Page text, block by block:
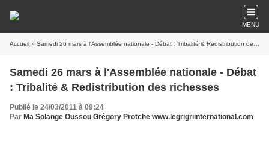
MENU
Accueil » Samedi 26 mars à l'Assemblée nationale - Débat : Tribalité & Redistribution des richesses
Samedi 26 mars à l'Assemblée nationale - Débat
: Tribalité & Redistribution des richesses
Publié le 24/03/2011 à 09:24
Par Ma Solange Oussou Grégory Protche www.legrigriinternational.com